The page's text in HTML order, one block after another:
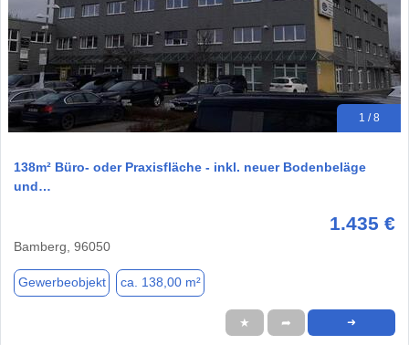
1 / 8
138m² Büro- oder Praxisfläche - inkl. neuer Bodenbeläge
und…
1.435 €
Bamberg, 96050
Gewerbeobjekt ca. 138,00 m²
★ ➦ ➜